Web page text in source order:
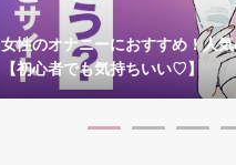
女性のオナニーにおすすめ！人
【初心者でも気持ちいい♡】